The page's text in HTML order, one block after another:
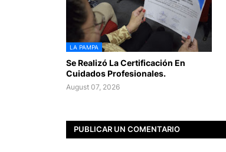
LA PAMPA
Se Realizó La Certificación En
Cuidados Profesionales.
August 07, 2026
PUBLICAR UN COMENTARIO